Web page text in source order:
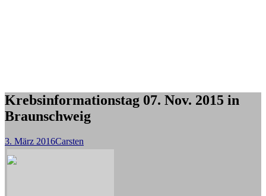
Krebsinformationstag 07. Nov. 2015 in
Braunschweig
3. März 2016Carsten